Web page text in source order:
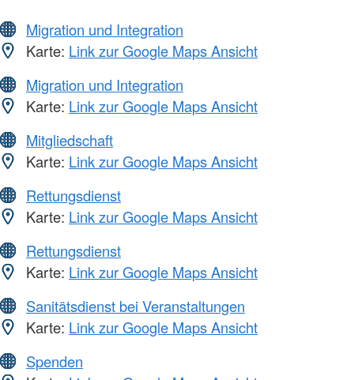
Migration und Integration
Karte: Link zur Google Maps Ansicht
Migration und Integration
Karte: Link zur Google Maps Ansicht
Mitgliedschaft
Karte: Link zur Google Maps Ansicht
Rettungsdienst
Karte: Link zur Google Maps Ansicht
Rettungsdienst
Karte: Link zur Google Maps Ansicht
Sanitätsdienst bei Veranstaltungen
Karte: Link zur Google Maps Ansicht
Spenden